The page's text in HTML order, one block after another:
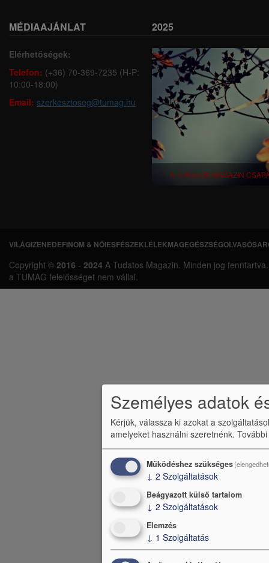
MÉDIAAJÁNLAT
Elérhetőségek:
Telefon: (+36) 70-369-7235 (H-P:
10:00-18:00)
Email: szerkesztoseg@tumag.hu
2025
A TUDATOS MAGAZIN
L
á
VILÁGIZENEDEFINOM & NŐIESFÉSZEKLÉLEKMAGEGÉSZSÉG
Copyright © 2016 - 2024 A Tudatos Magazin. Minden jog
a TUMAG felelősséget nem vállal.
Személyes adatok
Kérjük, válassza ki azokat a
amelyeket használni szeretnénk.
Működéshez szükséges
↓ 2 Szolgáltatások
Beágyazott külső tartalom
↓ 2 Szolgáltatások
Elemzés
↓ 1 Szolgáltatás